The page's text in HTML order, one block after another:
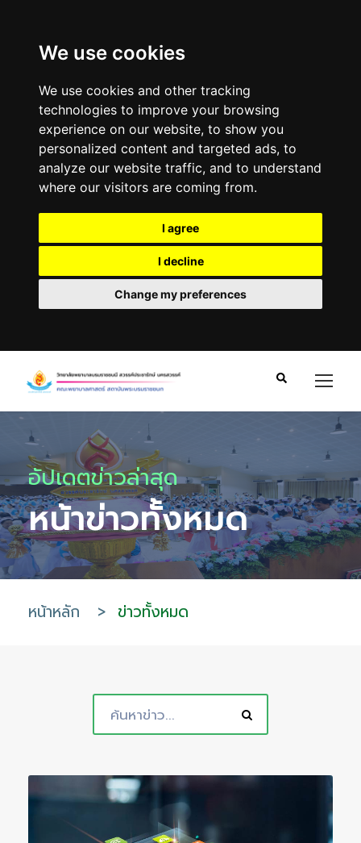
We use cookies
We use cookies and other tracking
technologies to improve your browsing
experience on our website, to show you
personalized content and targeted ads, to
analyze our website traffic, and to understand
where our visitors are coming from.
I agree
I decline
Change my preferences
อัปเดตข่าวล่าสุด
หน้าข่าวทั้งหมด
หน้าหลัก > ข่าวทั้งหมด